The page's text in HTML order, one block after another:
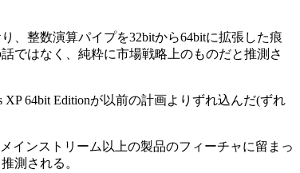
、整数演算パイプを32bitから64bitに拡張した痕
ではなく、純粋に市場戦略上のものだと推測さ
64bit Editionが以前の計画よりずれ込んだ(ずれ
インストリーム以上の製品のフィーチャに留まっ
測される。